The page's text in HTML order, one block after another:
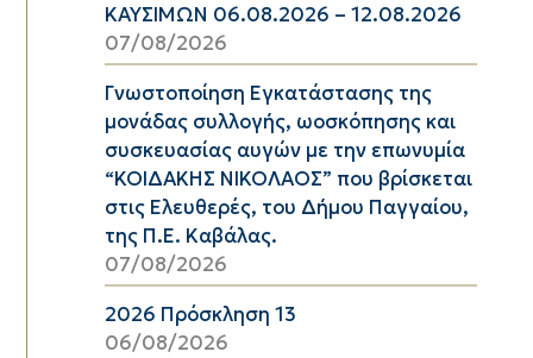
ΚΑΥΣΙΜΩΝ 06.08.2026 – 12.08.2026
07/08/2026
Γνωστοποίηση Εγκατάστασης της
μονάδας συλλογής, ωοσκόπησης και
συσκευασίας αυγών με την επωνυμία
“ΚΟΙΔΑΚΗΣ ΝΙΚΟΛΑΟΣ” που βρίσκεται
στις Ελευθερές, του Δήμου Παγγαίου,
της Π.Ε. Καβάλας.
07/08/2026
2026 Πρόσκληση 13
06/08/2026